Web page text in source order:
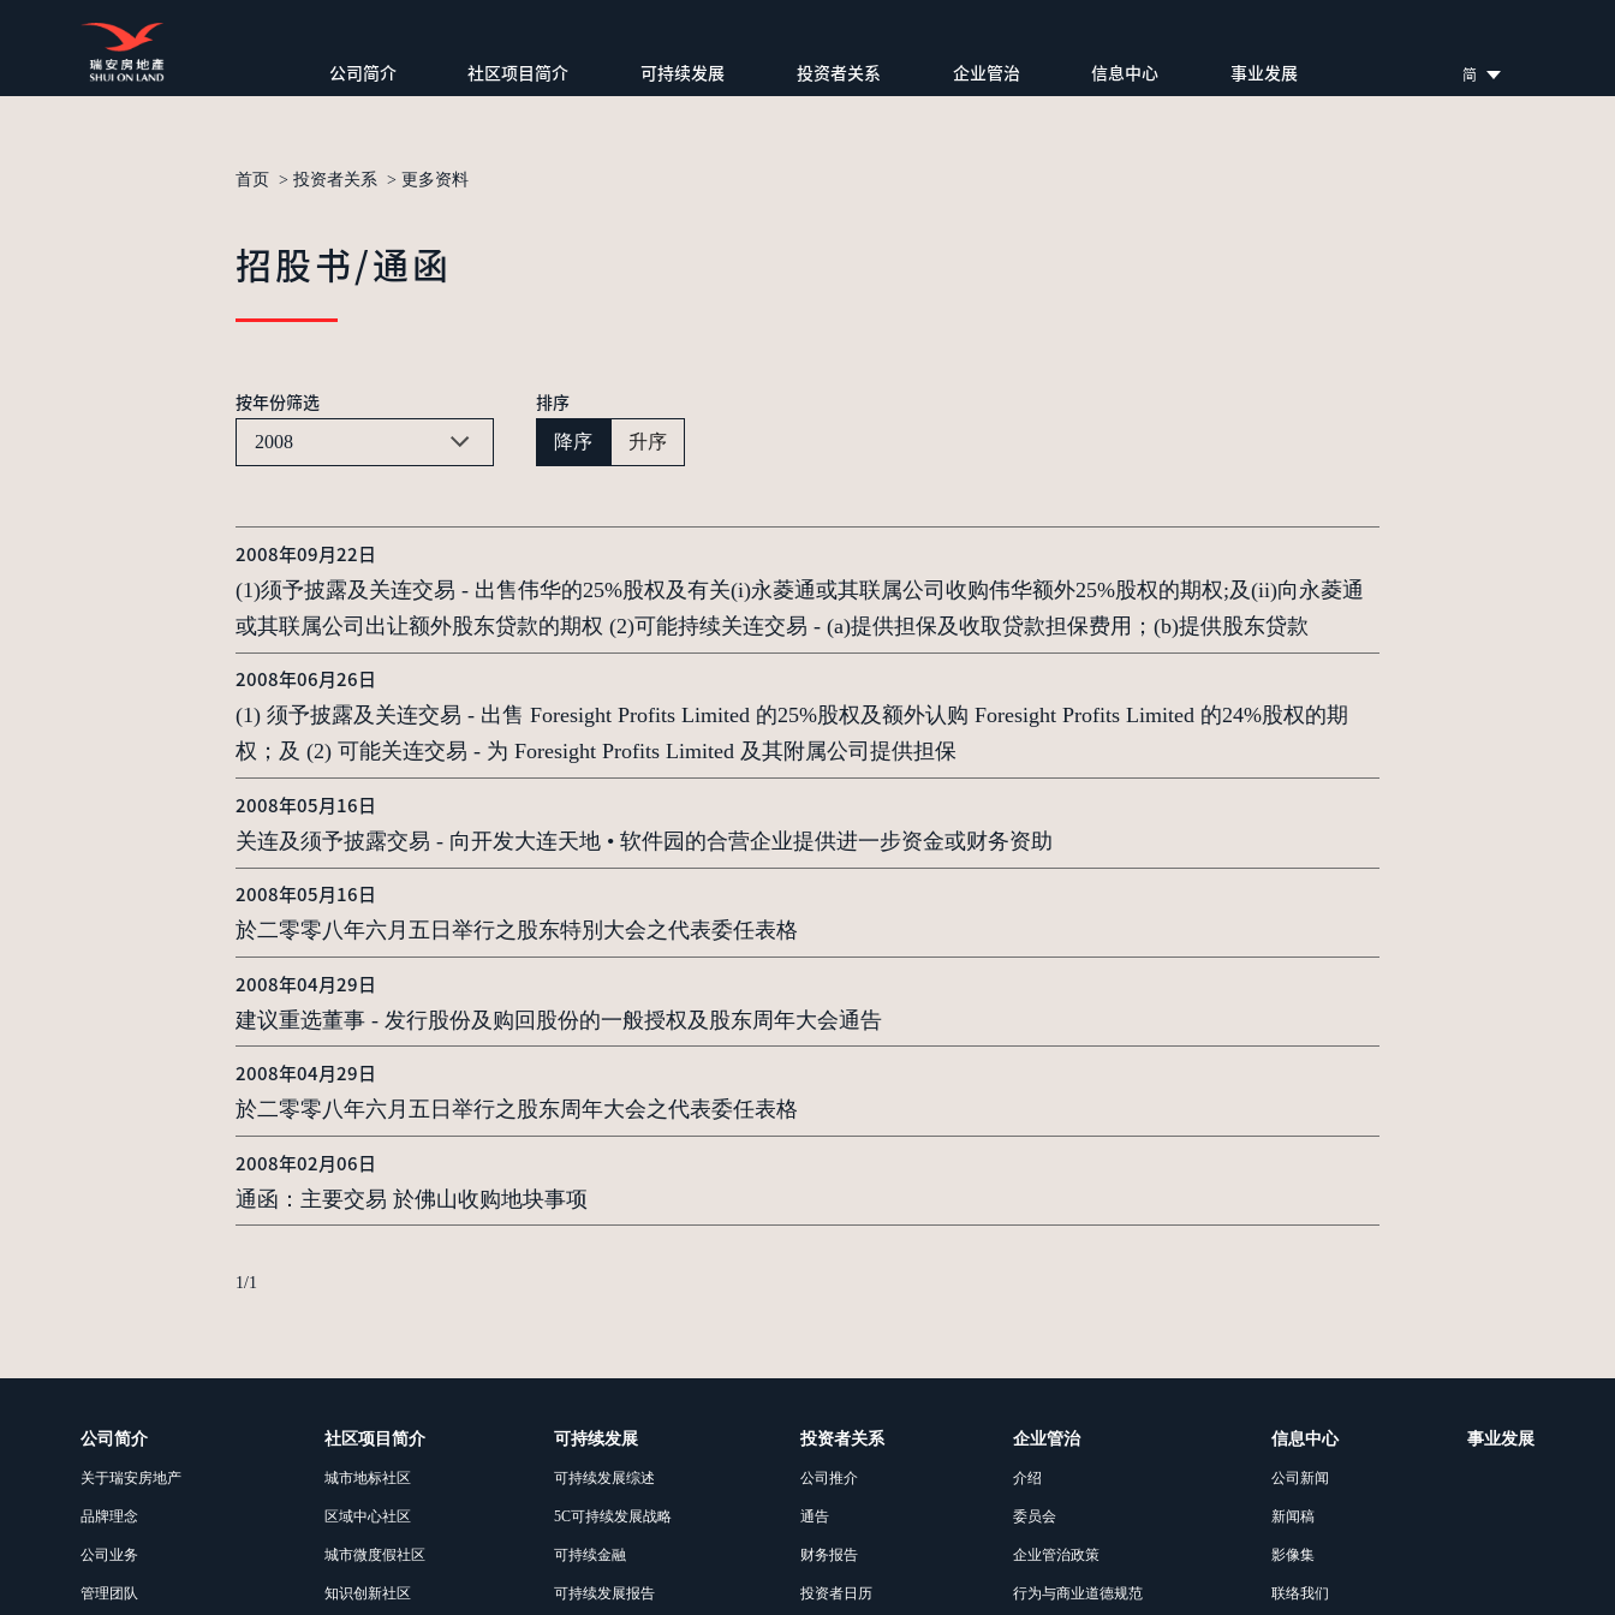
公司简介 社区项目简介 可持续发展 投资者关系 企业管治 信息中心 事业发展 简
首页 > 投资者关系 > 更多资料
招股书/通函
按年份筛选
2008
排序
降序 升序
2008年09月22日
(1)须予披露及关连交易 - 出售伟华的25%股权及有关(i)永菱通或其联属公司收购伟华额外25%股权的期权;及(ii)向永菱通
或其联属公司出让额外股东贷款的期权 (2)可能持续关连交易 - (a)提供担保及收取贷款担保费用；(b)提供股东贷款
2008年06月26日
(1) 须予披露及关连交易 - 出售 Foresight Profits Limited 的25%股权及额外认购 Foresight Profits Limited 的24%股权的期
权；及 (2) 可能关连交易 - 为 Foresight Profits Limited 及其附属公司提供担保
2008年05月16日
关连及须予披露交易 - 向开发大连天地 • 软件园的合营企业提供进一步资金或财务资助
2008年05月16日
於二零零八年六月五日举行之股东特別大会之代表委任表格
2008年04月29日
建议重选董事 - 发行股份及购回股份的一般授权及股东周年大会通告
2008年04月29日
於二零零八年六月五日举行之股东周年大会之代表委任表格
2008年02月06日
通函：主要交易 於佛山收购地块事项
1 /1
公司简介
关于瑞安房地产
品牌理念
公司业务
管理团队
社区项目简介
城市地标社区
区域中心社区
城市微度假社区
知识创新社区
可持续发展
可持续发展综述
5C可持续发展战略
可持续金融
可持续发展报告
投资者关系
公司推介
通告
财务报告
投资者日历
企业管治
介绍
委员会
企业管治政策
行为与商业道德规范
信息中心
公司新闻
新闻稿
影像集
联络我们
事业发展